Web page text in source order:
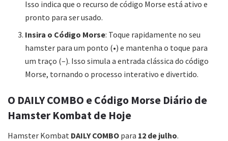
Isso indica que o recurso de código Morse está ativo e
pronto para ser usado.
Insira o Código Morse: Toque rapidamente no seu
hamster para um ponto (•) e mantenha o toque para
um traço (–). Isso simula a entrada clássica do código
Morse, tornando o processo interativo e divertido.
O DAILY COMBO e Código Morse Diário de
Hamster Kombat de Hoje
Hamster Kombat DAILY COMBO para 12 de julho.